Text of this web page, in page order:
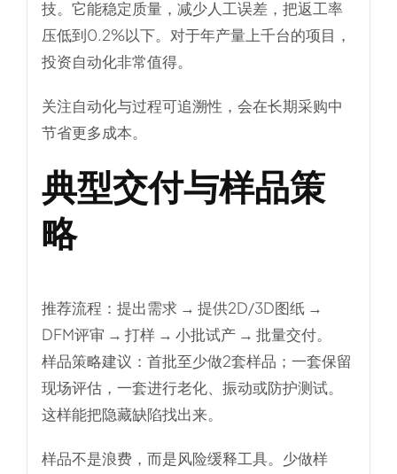
技。它能稳定质量，减少人工误差，把返工率
压低到0.2%以下。对于年产量上千台的项目，
投资自动化非常值得。
关注自动化与过程可追溯性，会在长期采购中
节省更多成本。
典型交付与样品策
略
推荐流程：提出需求 → 提供2D/3D图纸 →
DFM评审 → 打样 → 小批试产 → 批量交付。
样品策略建议：首批至少做2套样品；一套保留
现场评估，一套进行老化、振动或防护测试。
这样能把隐藏缺陷找出来。
样品不是浪费，而是风险缓释工具。少做样